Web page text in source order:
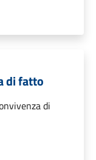
di fatto
di